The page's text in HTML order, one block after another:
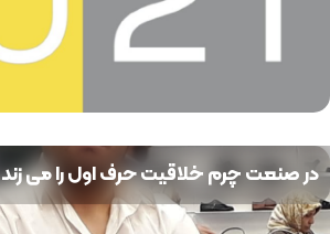
در صنعت چرم خلاقیت حرف اول را می زند